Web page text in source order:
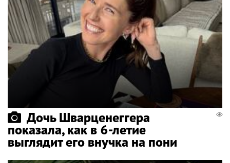
Дочь Шварценеггера
показала, как в 6-летие
выглядит его внучка на пони